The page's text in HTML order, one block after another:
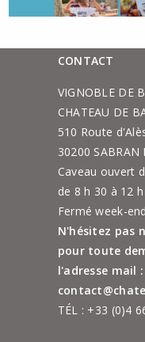
CONTACT
VIGNOBLE DE
CHATEAU DE
510 Route
30200 SABRAN
Caveau ouvert
de 8 h 30 à 12
Fermé week-
N'hésitez pas
pour toute
l'adresse mail :
TÉL : +33 (0)4